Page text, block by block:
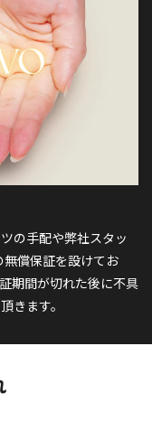
の手配や弊社スタッ
償保証を設けてお
期間が切れた後に不具
きます。